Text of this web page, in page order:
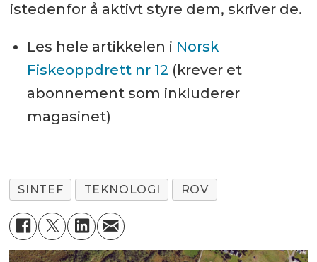
istedenfor å aktivt styre dem, skriver de.
Les hele artikkelen i Norsk
Fiskeoppdrett nr 12 (krever et
abonnement som inkluderer
magasinet)
SINTEF TEKNOLOGI ROV